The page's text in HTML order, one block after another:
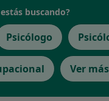
buscando?
Psicólogo
Ver más